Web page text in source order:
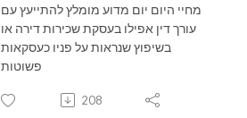
מחיי היום יום מדוע מומלץ להתייעץ עם
עורך דין אפילו בעסקת שכירות דירה או
בשיפוץ שנראות על פניו כעסקאות
פשוטות
208